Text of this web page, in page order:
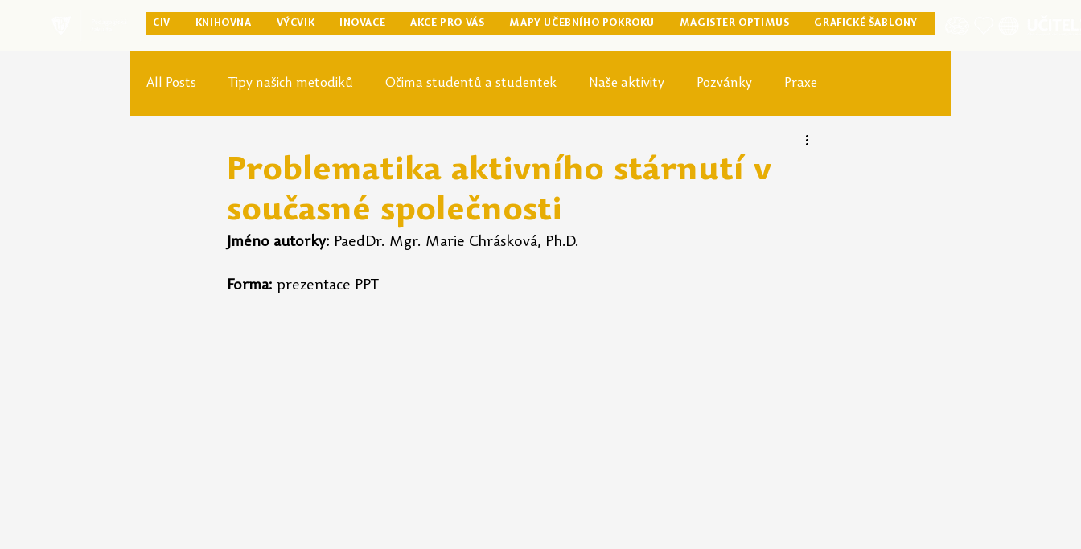
CIV KNIHOVNA VÝCVIK INOVACE AKCE PRO VÁS MAPY UČEBNÍHO POKROKU MAGISTER OPTIMUS GRAFICKÉ ŠABLONY
All Posts Tipy našich metodiků Očima studentů a studentek Naše aktivity Pozvánky Praxe
Problematika aktivního stárnutí v
současné společnosti
Jméno autorky: PaedDr. Mgr. Marie Chrásková, Ph.D.
Forma: prezentace PPT